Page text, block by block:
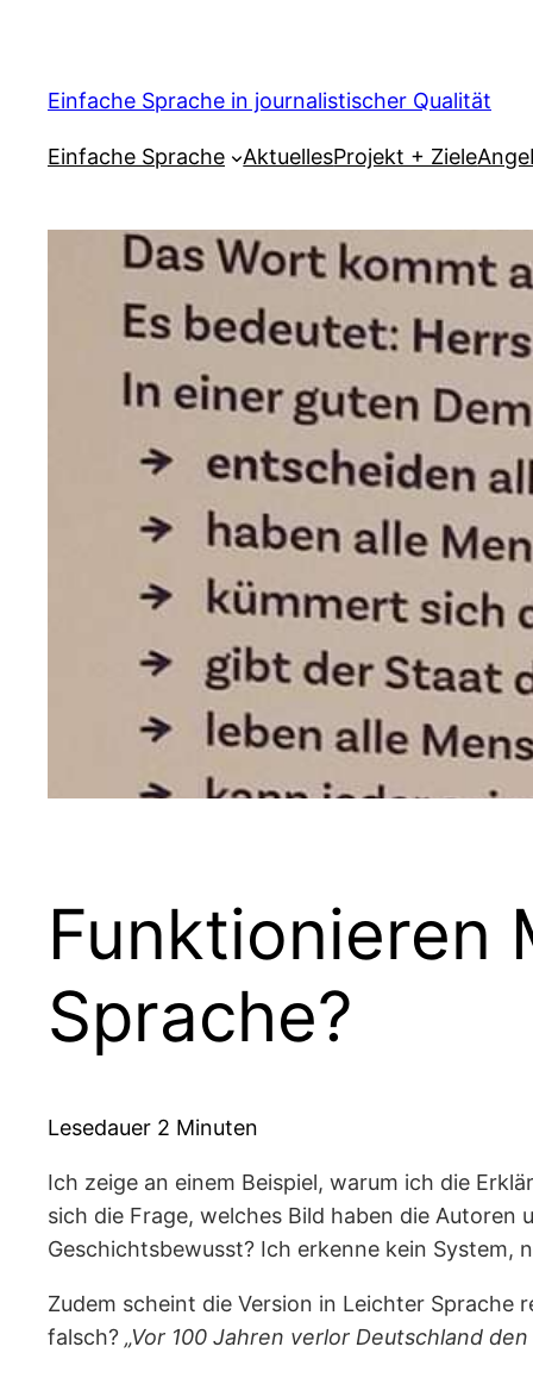
springen
Einfache Sprache in journalistischer Qualität
Einfache Sprache AktuellesProjekt + Ziele
Funktionieren
Sprache?
Lesedauer 2 Minuten
Ich zeige an einem Beispiel, warum ich die
sich die Frage, welches Bild haben die
Geschichtsbewusst? Ich erkenne kein System,
Zudem scheint die Version in Leichter
falsch? „Vor 100 Jahren verlor Deutschland